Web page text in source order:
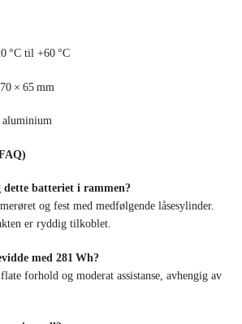
°C til +60 °C
× 65 mm
aluminium
batteriet i rammen?
og fest med medfølgende låsesylinder.
er ryddig tilkoblet.
med 281 Wh?
forhold og moderat assistanse, avhengig av